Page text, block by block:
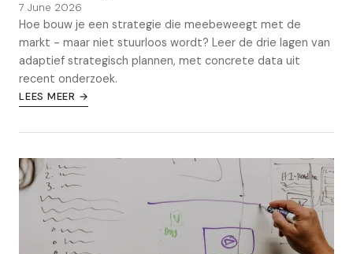
7 June 2026
Hoe bouw je een strategie die meebeweegt met de
markt - maar niet stuurloos wordt? Leer de drie lagen van
adaptief strategisch plannen, met concrete data uit
recent onderzoek.
LEES MEER →